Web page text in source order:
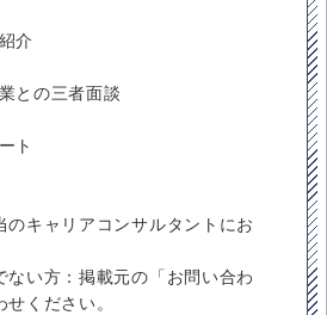
介
との三者面談
ト
のキャリアコンサルタントにお
ない方：掲載元の「お問い合わ
ください。